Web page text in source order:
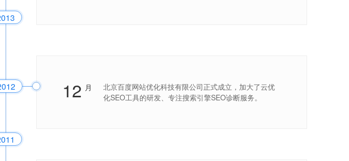
12 月
北京百度网站优化科技有限公司正式成立，加大了云优
化SEO工具的研发、专注搜索引擎SEO诊断服务。